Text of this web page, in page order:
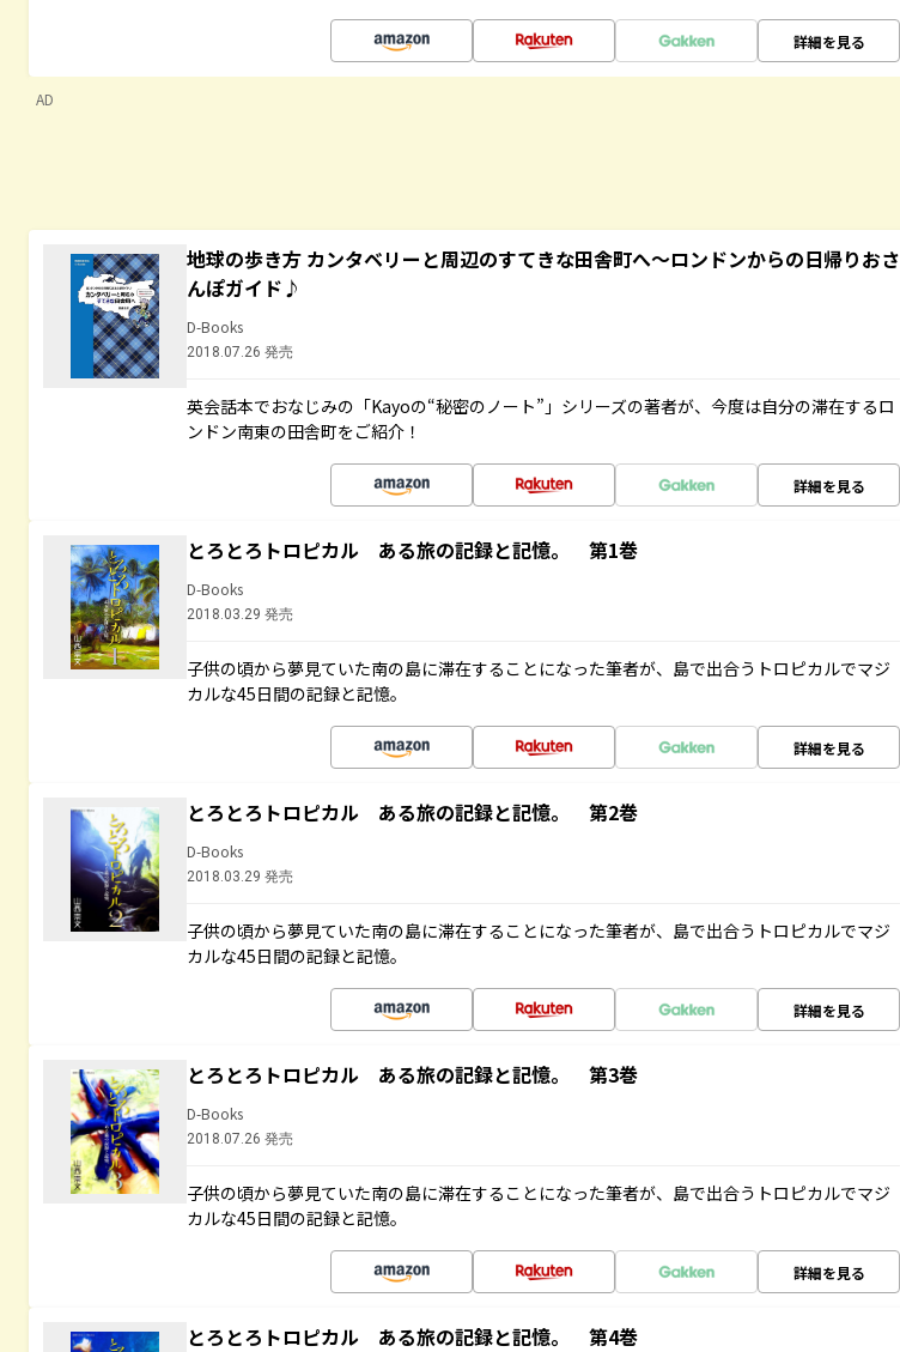
詳細を見る
AD
地球の歩き方 カンタベリーと周辺のすてきな田舎町へ～ロンドンからの日帰りおさ
んぽガイド♪
D-Books
2018.07.26 発売
英会話本でおなじみの「Kayoの“秘密のノート”」シリーズの著者が、今度は自分の滞在するロ
ンドン南東の田舎町をご紹介！
詳細を見る
とろとろトロピカル ある旅の記録と記憶。 第1巻
D-Books
2018.03.29 発売
子供の頃から夢見ていた南の島に滞在することになった筆者が、島で出合うトロピカルでマジ
カルな45日間の記録と記憶。
詳細を見る
とろとろトロピカル ある旅の記録と記憶。 第2巻
D-Books
2018.03.29 発売
子供の頃から夢見ていた南の島に滞在することになった筆者が、島で出合うトロピカルでマジ
カルな45日間の記録と記憶。
詳細を見る
とろとろトロピカル ある旅の記録と記憶。 第3巻
D-Books
2018.07.26 発売
子供の頃から夢見ていた南の島に滞在することになった筆者が、島で出合うトロピカルでマジ
カルな45日間の記録と記憶。
詳細を見る
とろとろトロピカル ある旅の記録と記憶。 第4巻